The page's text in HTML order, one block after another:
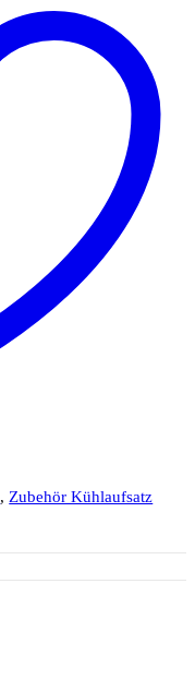
, Zubehör Kühlaufsatz